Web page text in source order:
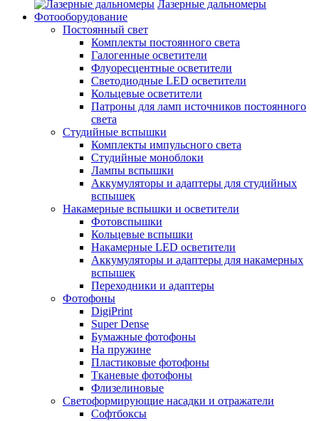
Лазерные дальномеры
Фотооборудование
Постоянный свет
Комплекты постоянного света
Галогенные осветители
Флуоресцентные осветители
Светодиодные LED осветители
Кольцевые осветители
Патроны для ламп источников постоянного
света
Студийные вспышки
Комплекты импульсного света
Студийные моноблоки
Лампы вспышки
Аккумуляторы и адаптеры для студийных
вспышек
Накамерные вспышки и осветители
Фотовспышки
Кольцевые вспышки
Накамерные LED осветители
Аккумуляторы и адаптеры для накамерных
вспышек
Переходники и адаптеры
Фотофоны
DigiPrint
Super Dense
Бумажные фотофоны
На пружине
Пластиковые фотофоны
Тканевые фотофоны
Флизелиновые
Светоформирующие насадки и отражатели
Софтбоксы